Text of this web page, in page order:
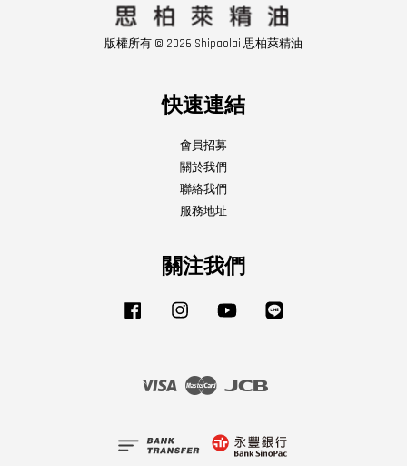
版權所有 © 2026 Shipaolai 思柏萊精油
快速連結
會員招募
關於我們
聯絡我們
服務地址
關注我們
Facebook Instagram YouTube
Visa Master